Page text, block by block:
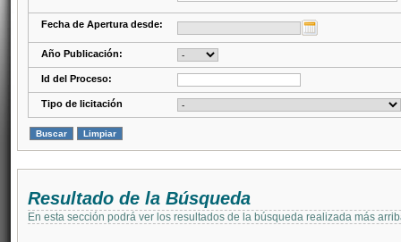
Fecha de Apertura desde:
Año Publicación:
Id del Proceso:
Tipo de licitación
Resultado de la Búsqueda
En esta sección podrá ver los resultados de la búsqueda realizada más